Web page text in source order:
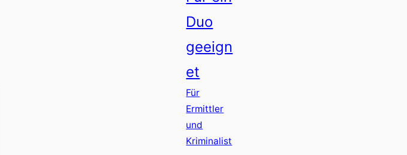
Duo
geeign
et
Für
Ermittler
und
Kriminalist